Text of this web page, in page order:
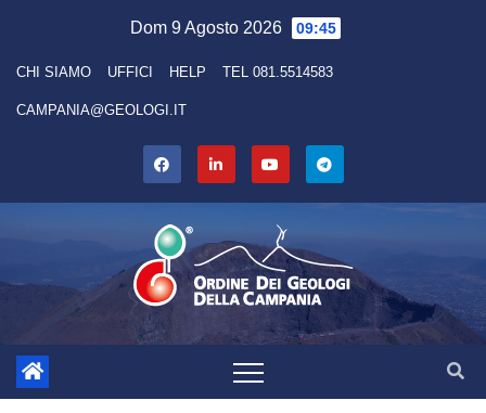
content
Dom 9 Agosto 2026 09:45
CHI SIAMO UFFICI HELP TEL 081.5514583
CAMPANIA@GEOLOGI.IT